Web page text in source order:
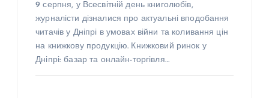
9 серпня, у Всесвітній день книголюбів,
журналісти дізналися про актуальні вподобання
читачів у Дніпрі в умовах війни та коливання цін
на книжкову продукцію. Книжковий ринок у
Дніпрі: базар та онлайн-торгівля…